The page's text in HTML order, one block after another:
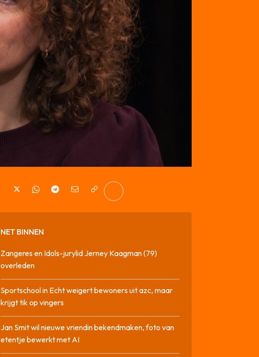
NET BINNEN
Zangeres en Idols-jurylid Jerney Kaagman (79)
overleden
Sportschool in Echt weigert bewoners uit azc, maar
krijgt tik op vingers
Jan Smit wil nieuwe vriendin bekendmaken, foto van
etentje bewerkt met AI